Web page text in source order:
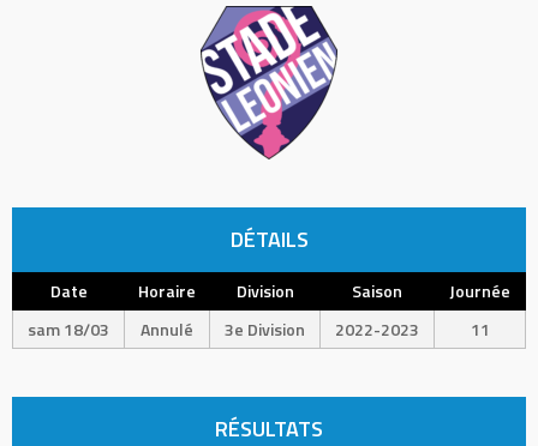
DÉTAILS
Date Horaire Division Saison
Journée
sam 18/03
Annulé 3e Division 2022-2023 11
RÉSULTATS